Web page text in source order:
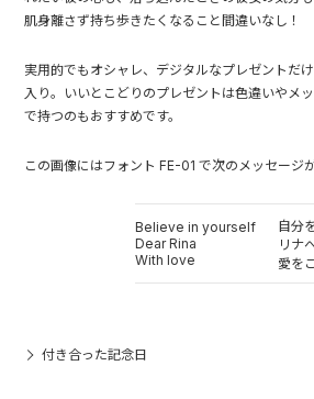
肌身離さず持ち歩きたくなること間違いなし！
実用的でもオシャレ、デジタルなプレゼントだ
入り。いいとこどりのプレゼントは色違いやメ
で持つのもおすすめです。
この画像にはフォント FE-01 で次のメッセージ
Believe in yourself
Dear Rina
With love
自分
リナ
愛を
付き合った記念日